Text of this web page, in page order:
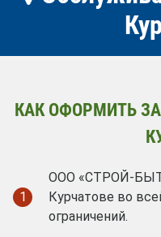
КАК ОФОРМИТЬ
1
ООО «СТРОЙ-
Курчатове во
ограничений.